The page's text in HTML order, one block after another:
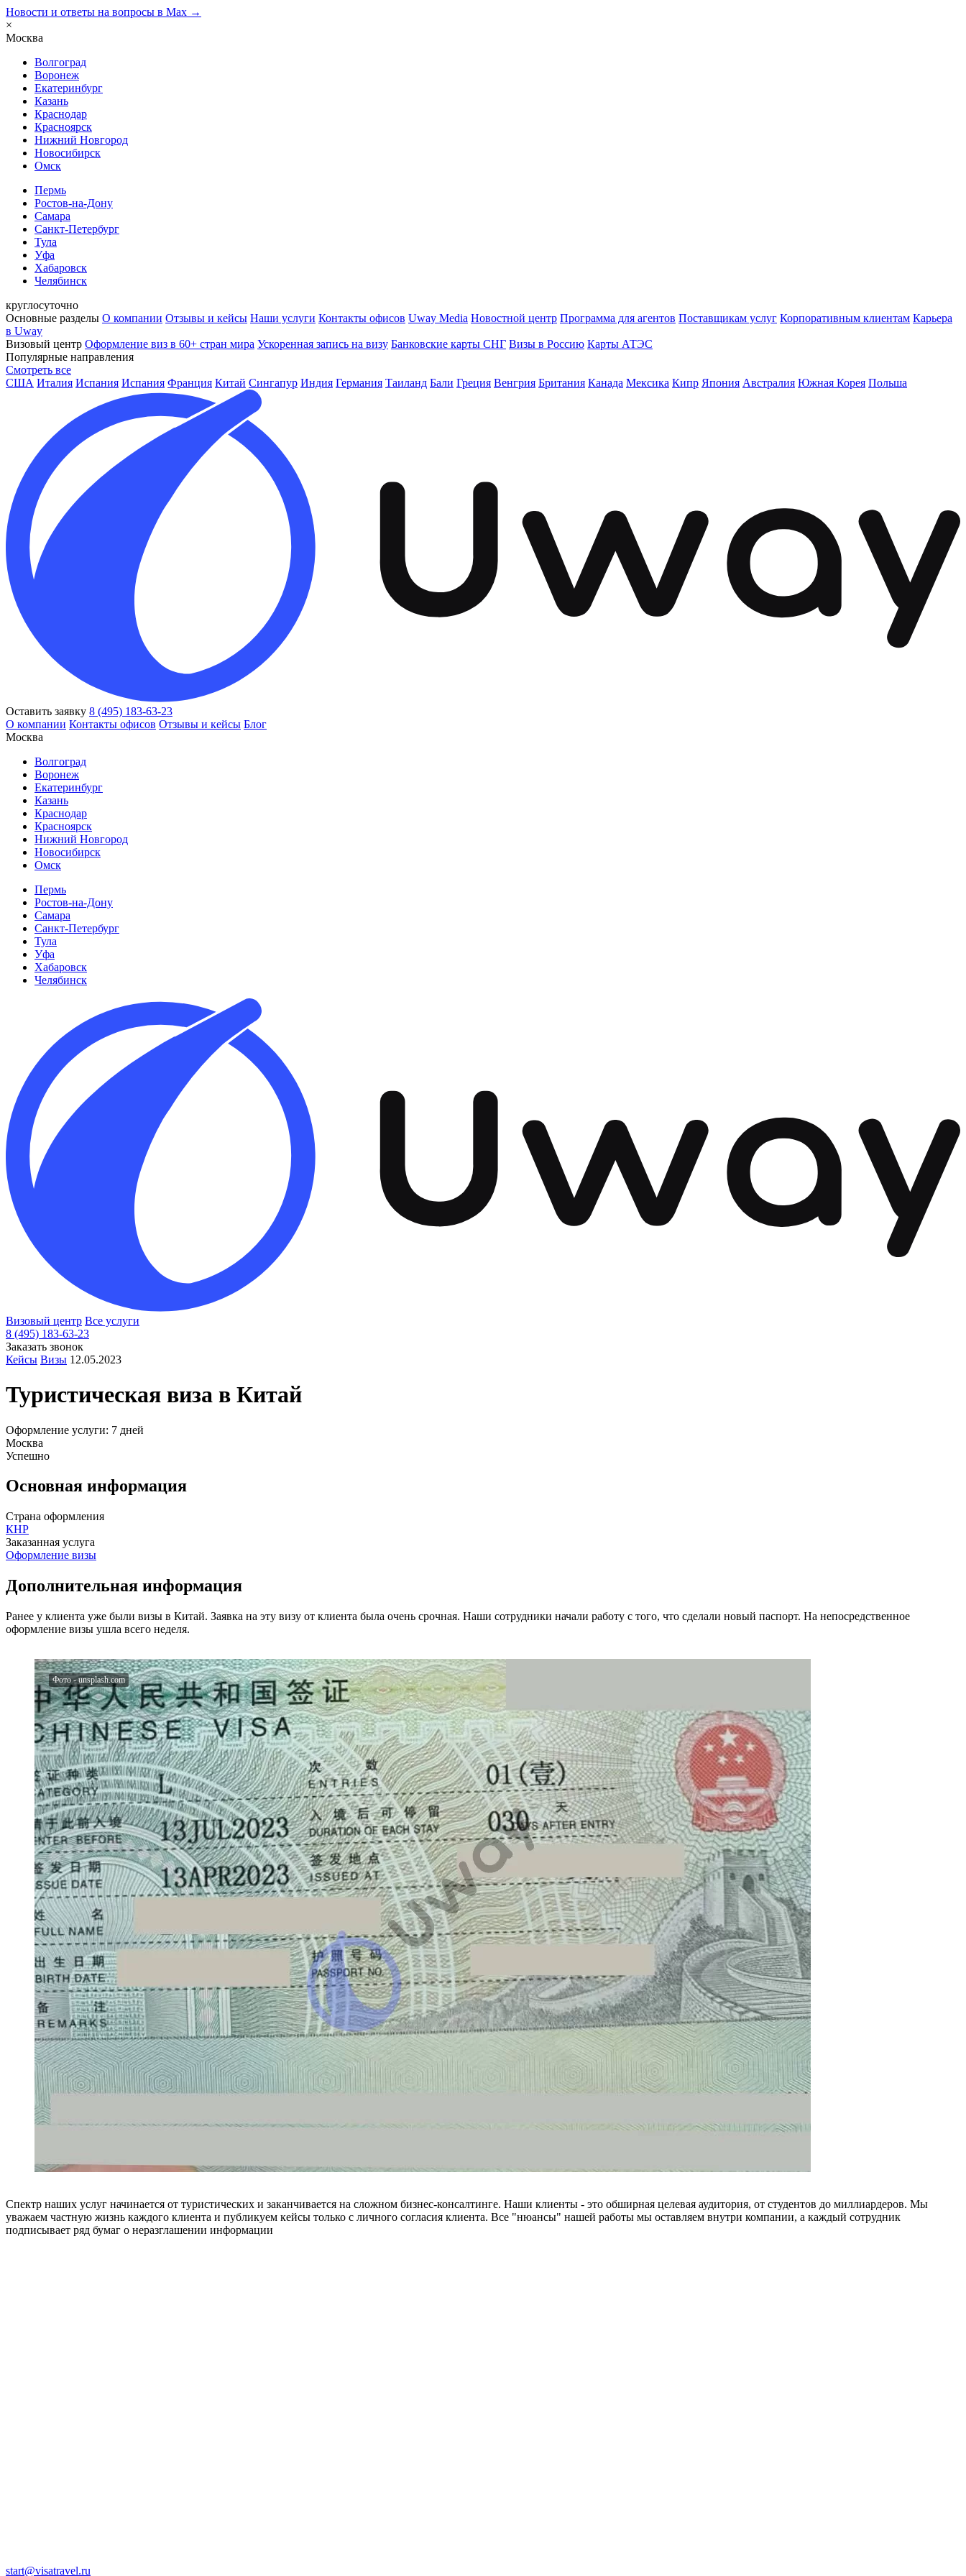
Новости и ответы на вопросы в Max →
×
Москва
Волгоград
Воронеж
Екатеринбург
Казань
Краснодар
Красноярск
Нижний Новгород
Новосибирск
Омск
Пермь
Ростов-на-Дону
Самара
Санкт-Петербург
Тула
Уфа
Хабаровск
Челябинск
круглосуточно
Основные разделы О компании Отзывы и кейсы Наши услуги Контакты офисов Uway Media Новостной центр Программа для агентов Поставщикам услуг Корпоративным клиентам Карьера
в Uway
Визовый центр Оформление виз в 60+ стран мира Ускоренная запись на визу Банковские карты СНГ Визы в Россию Карты АТЭС
Популярные направления
Смотреть все
США Италия Испания Испания Франция Китай Сингапур Индия Германия Таиланд Бали Греция Венгрия Британия Канада Мексика Кипр Япония Австралия Южная Корея Польша
Оставить заявку 8 (495) 183-63-23
О компании Контакты офисов Отзывы и кейсы Блог
Москва
Волгоград
Воронеж
Екатеринбург
Казань
Краснодар
Красноярск
Нижний Новгород
Новосибирск
Омск
Пермь
Ростов-на-Дону
Самара
Санкт-Петербург
Тула
Уфа
Хабаровск
Челябинск
Визовый центр Все услуги
8 (495) 183-63-23
Заказать звонок
Кейсы Визы 12.05.2023
Туристическая виза в Китай
Оформление услуги: 7 дней
Москва
Успешно
Основная информация
Страна оформления
КНР
Заказанная услуга
Оформление визы
Дополнительная информация
Ранее у клиента уже были визы в Китай. Заявка на эту визу от клиента была очень срочная. Наши сотрудники начали работу с того, что сделали новый паспорт. На непосредственное
оформление визы ушла всего неделя.
Спектр наших услуг начинается от туристических и заканчивается на сложном бизнес-консалтинге. Наши клиенты - это обширная целевая аудитория, от студентов до миллиардеров. Мы
уважаем частную жизнь каждого клиента и публикуем кейсы только с личного согласия клиента. Все "нюансы" нашей работы мы оставляем внутри компании, а каждый сотрудник
подписывает ряд бумаг о неразглашении информации
start@visatravel.ru